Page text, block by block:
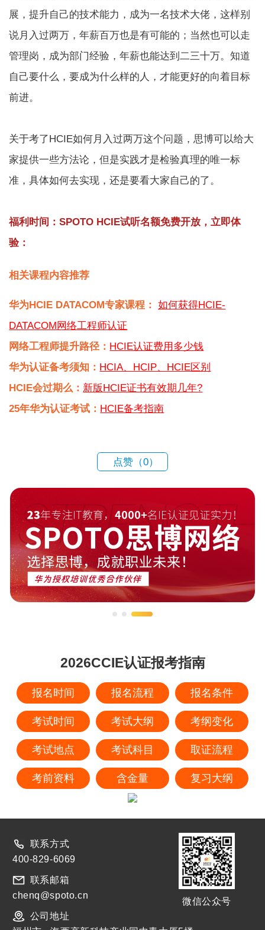
展，提升自己的技术能力，成为一名技术大佬，这样别
说月入过两万，年薪百万也是有可能的；当然也可以走
管理岗，成为部门经验，年薪也能达到二三十万。知道
自己要什么，要成为什么样的人，才能更好的向着目标
前进。
关于考了HCIE如何月入过两万这个问题，思博可以给大
家提供一些方法论，但是实践才是检验真理的唯一标
准，具体如何去实现，还是要看大家自己的了。
福利时间：SPOTO HCIE试听名额免费开放，立即体
验：
相关课程内容推荐
华为HCIE DATACOM专家课程：
如何获得HCIE-
DATACOM网络工程师认证
网络工程师提升路径： HCIE认证费用多少钱
华为认证备考须知： HCIA、HCIP、HCIE区别
HCIE会过期么： 新版HCIE证书有效期几年?
25年华为认证考试： HCIE备考指南
点赞（0）
2026CCIE认证报考指南
报名时间 报名流程 报名条件
考试时间 考试大纲 考纲变化
考试地点 考试科目 取证流程
考前资料 含金量 复习大纲
联系方式
400-829-6069
联系邮箱
chenq@spoto.cn
公司地址
微信公众号